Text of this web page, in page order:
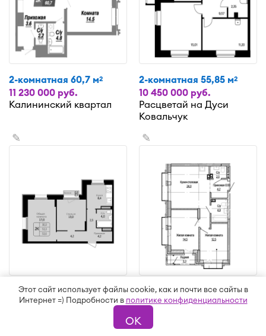
Этот сайт использует файлы cookie, как и почти все сайты в
Интернет =) Подробности в политике конфиденциальности
ОК
2-комнатная 60,7 м2
11 230 000 руб.
Калининский квартал
2-комнатная 55,85 м2
10 450 000 руб.
Расцветай на Дуси
Ковальчук
✎
2-комнатная 53,3 м2
8 297 000 руб.
✎
2-комнатная 58,4 м2
11 020 000 руб.
Кварталы Немировича